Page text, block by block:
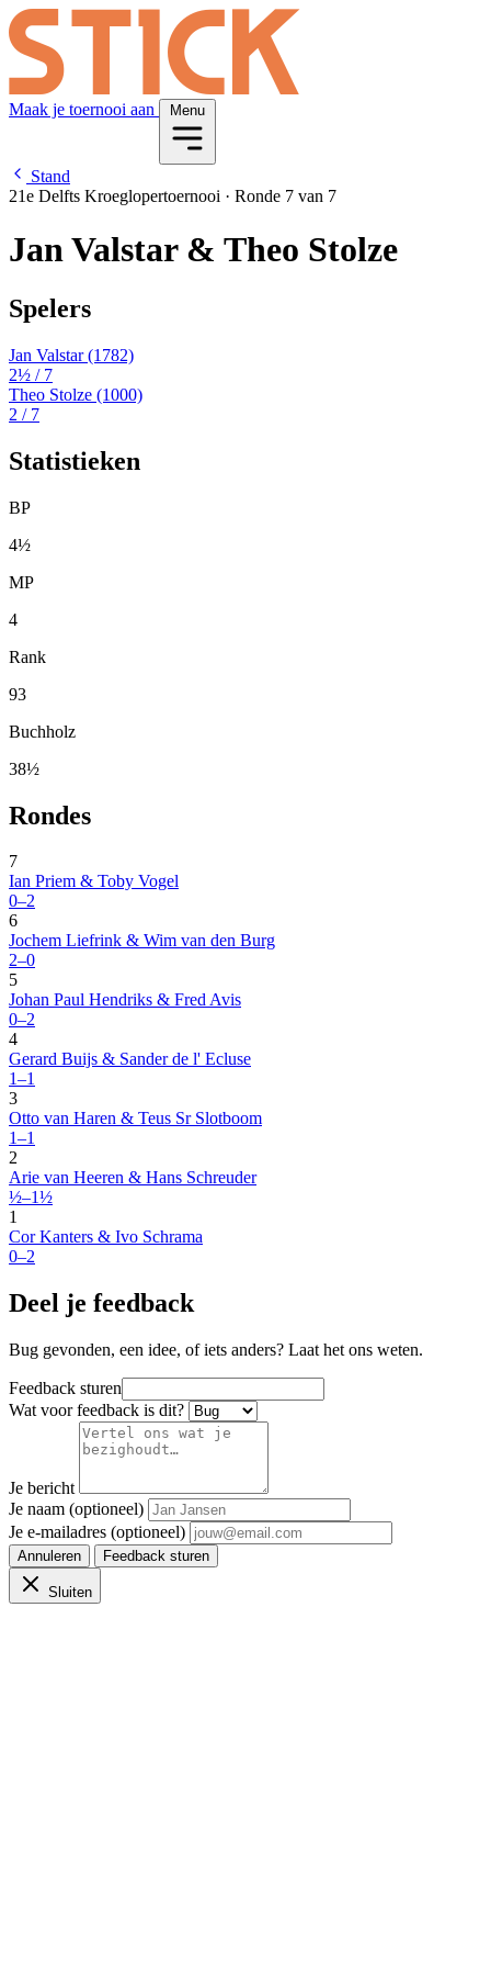
Maak je toernooi aan Menu
Stand
21e Delfts Kroeglopertoernooi · Ronde 7 van 7
Jan Valstar & Theo Stolze
Spelers
Jan Valstar(1782)
2½ / 7
Theo Stolze (1000)
2 / 7
Statistieken
BP
4½
MP
4
Rank
93
Buchholz
38½
Rondes
7
Ian Priem & Toby Vogel
0–2
6
Jochem Liefrink & Wim van den Burg
2–0
5
Johan Paul Hendriks & Fred Avis
0–2
4
Gerard Buijs & Sander de l' Ecluse
1–1
3
Otto van Haren & Teus Sr Slotboom
1–1
2
Arie van Heeren & Hans Schreuder
½–1½
1
Cor Kanters & Ivo Schrama
0–2
Deel je feedback
Bug gevonden, een idee, of iets anders? Laat het ons weten.
Feedback sturen
Wat voor feedback is dit?
Je bericht
Je naam (optioneel)
Je e-mailadres (optioneel)
Annuleren Feedback sturen
Sluiten